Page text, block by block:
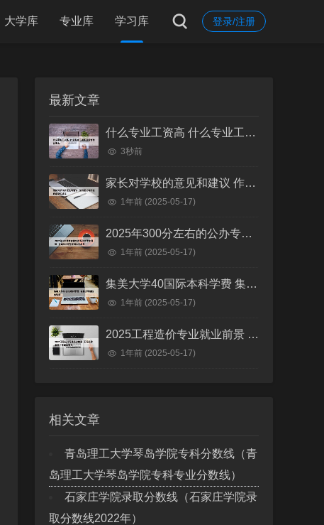
登录/注册
大学库 专业库 学习库
最新文章
什么专业工资高 什么专业工资高且适合物化生女
3秒前
家长对学校的意见和建议 作为家长对学校的意见和建议
1年前 (2025-05-17)
2025年300分左右的公办专科大学有哪些 全国300分左右的公办大专
1年前 (2025-05-17)
集美大学40国际本科学费 集美大学国际本科班
1年前 (2025-05-17)
2025工程造价专业就业前景 工程造价未来十年就业前景
1年前 (2025-05-17)
相关文章
青岛理工大学琴岛学院专科分数线（青
岛理工大学琴岛学院专科专业分数线）
石家庄学院录取分数线（石家庄学院录
取分数线2022年）